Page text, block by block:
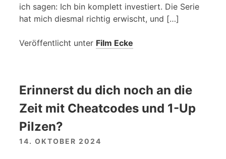
ich sagen: Ich bin komplett investiert. Die Serie
hat mich diesmal richtig erwischt, und […]
Veröffentlicht unter Film Ecke
Erinnerst du dich noch an die
Zeit mit Cheatcodes und 1-Up
Pilzen?
14. OKTOBER 2024